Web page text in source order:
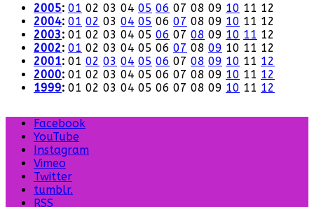
2005: 01 02 03 04 05 06 07 08 09 10 11 12
2004: 01 02 03 04 05 06 07 08 09 10 11 12
2003: 01 02 03 04 05 06 07 08 09 10 11 12
2002: 01 02 03 04 05 06 07 08 09 10 11 12
2001: 01 02 03 04 05 06 07 08 09 10 11 12
2000: 01 02 03 04 05 06 07 08 09 10 11 12
1999: 01 02 03 04 05 06 07 08 09 10 11 12
Facebook
YouTube
Instagram
Vimeo
Twitter
tumblr.
RSS